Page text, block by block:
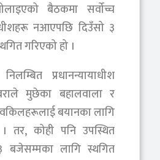
बैठकमा सर्वोच्च
नआएपछि दिउँसो ३
गरिएको हो ।
प्रधानन्यायाधीश
मुछेका बहालवाला र
वकिलहरूलाई बयानका लागि
तर, कोही पनि उपस्थित
लागि स्थगित